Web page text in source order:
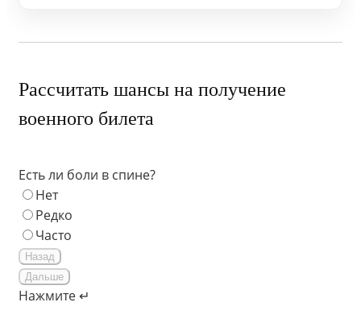
Рассчитать шансы на получение
военного билета
Есть ли боли в спине?
Нет
Редко
Часто
Назад
Дальше
Нажмите ↵